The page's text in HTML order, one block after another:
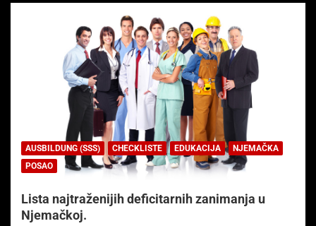
AUSBILDUNG (SSS) CHECKLISTE EDUKACIJA
NJEMAČKA
POSAO
Lista najtraženijih deficitarnih zanimanja u
Njemačkoj.